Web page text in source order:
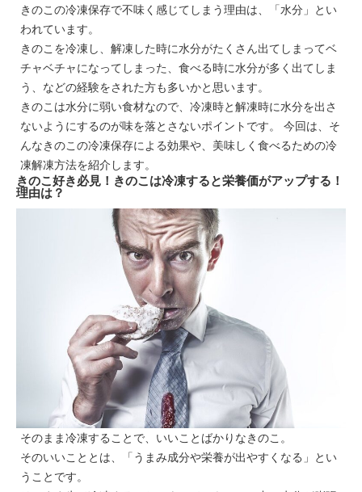
きのこの冷凍保存で不味く感じてしまう理由は、「水分」とい
われています。
きのこを冷凍し、解凍した時に水分がたくさん出てしまってベ
チャベチャになってしまった、食べる時に水分が多く出てしま
う、などの経験をされた方も多いかと思います。
きのこは水分に弱い食材なので、冷凍時と解凍時に水分を出さ
ないようにするのが味を落とさないポイントです。 今回は、そ
んなきのこの冷凍保存による効果や、美味しく食べるための冷
凍解凍方法を紹介します。
きのこ好き必見！きのこは冷凍すると栄養価がアップする！
理由は？
そのまま冷凍することで、いいことばかりなきのこ。
そのいいこととは、「うまみ成分や栄養が出やすくなる」とい
うことです。